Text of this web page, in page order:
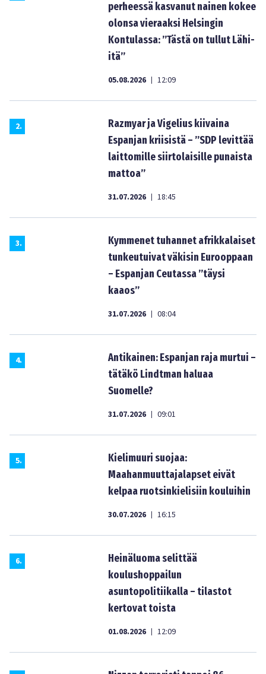
perheessä kasvanut nainen kokee
olonsa vieraaksi Helsingin
Kontulassa: ”Tästä on tullut Lähi-
itä”
05.08.2026 | 12:09
2.
Razmyar ja Vigelius kiivaina
Espanjan kriisistä – ”SDP levittää
laittomille siirtolaisille punaista
mattoa”
31.07.2026 | 18:45
3.
Kymmenet tuhannet afrikkalaiset
tunkeutuivat väkisin Eurooppaan
– Espanjan Ceutassa ”täysi
kaaos”
31.07.2026 | 08:04
4.
Antikainen: Espanjan raja murtui –
tätäkö Lindtman haluaa
Suomelle?
31.07.2026 | 09:01
5.
Kielimuuri suojaa:
Maahanmuuttajalapset eivät
kelpaa ruotsinkielisiin kouluihin
30.07.2026 | 16:15
6.
Heinäluoma selittää
koulushoppailun
asuntopolitiikalla – tilastot
kertovat toista
01.08.2026 | 12:09